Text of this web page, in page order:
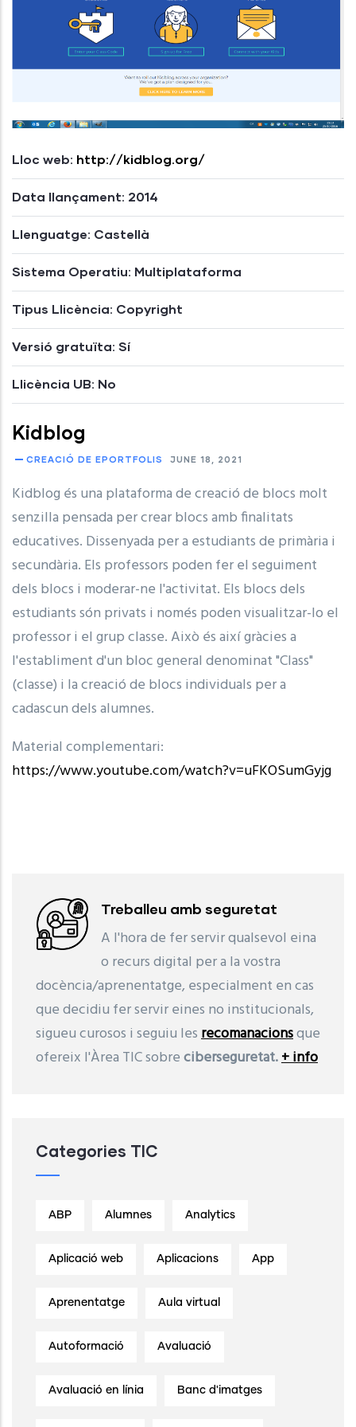
Lloc web: http://kidblog.org/
Data llançament: 2014
Llenguatge: Castellà
Sistema Operatiu: Multiplataforma
Tipus Llicència: Copyright
Versió gratuïta: Sí
Llicència UB: No
Kidblog
CREACIÓ DE EPORTFOLIS JUNE 18, 2021
Kidblog és una plataforma de creació de blocs molt
senzilla pensada per crear blocs amb finalitats
educatives. Dissenyada per a estudiants de primària i
secundària. Els professors poden fer el seguiment
dels blocs i moderar-ne l'activitat. Els blocs dels
estudiants són privats i només poden visualitzar-lo el
professor i el grup classe. Això és així gràcies a
l'establiment d'un bloc general denominat "Class"
(classe) i la creació de blocs individuals per a
cadascun dels alumnes.
Material complementari:
https://www.youtube.com/watch?v=uFKOSumGyjg
Treballeu amb seguretat
A l'hora de fer servir qualsevol eina
o recurs digital per a la vostra
docència/aprenentatge, especialment en cas
que decidiu fer servir eines no institucionals,
sigueu curosos i seguiu lesrecomanacionsque
ofereix l'Àrea TIC sobreciberseguretat.+ info
Categories TIC
ABP Alumnes Analytics
Aplicació web Aplicacions App
Aprenentatge Aula virtual
Autoformació Avaluació
Avaluació en línia Banc d'imatges